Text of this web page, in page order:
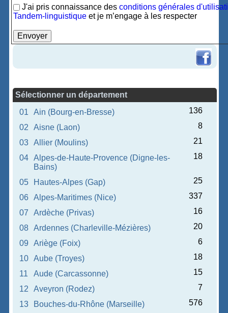
J'ai pris connaissance desconditions générales
Tandem-linguistique et je m’engage à les respecter
Sélectionner un département
01
Ain (Bourg-en-Bresse)
136
02
Aisne (Laon)
8
03
Allier (Moulins)
21
04
Alpes-de-Haute-Provence (Digne-les-
Bains)
18
05 Hautes-Alpes (Gap)
25
06
Alpes-Maritimes (Nice)
337
07
Ardèche (Privas)
16
08
Ardennes (Charleville-Mézières)
20
09
Ariège (Foix)
6
10
Aube (Troyes)
18
11
Aude (Carcassonne)
15
12
Aveyron (Rodez)
7
13
Bouches-du-Rhône (Marseille)
576